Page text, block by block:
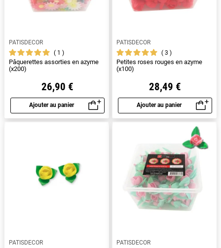
PATISDECOR
1
Pâquerettes assorties en azyme
(x200)
26,90 €
Ajouter au panier
Aperçu rapide
PATISDECOR
3
Petites roses rouges en azyme
(x100)
28,49 €
Ajouter au panier
Aperçu rapide
PATISDECOR
PATISDECOR